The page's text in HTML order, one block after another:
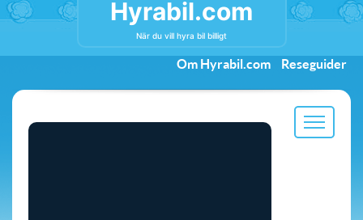
Hyrabil.com
När du vill hyra bil billigt
Om Hyrabil.com Reseguider